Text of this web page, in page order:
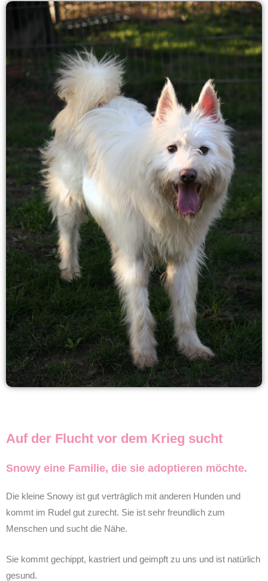
Auf der Flucht vor dem Krieg sucht
Snowy eine Familie, die sie adoptieren möchte.
Die kleine Snowy ist gut verträglich mit anderen Hunden und
kommt im Rudel gut zurecht. Sie ist sehr freundlich zum
Menschen und sucht die Nähe.
Sie kommt gechippt, kastriert und geimpft zu uns und ist natürlich
gesund.